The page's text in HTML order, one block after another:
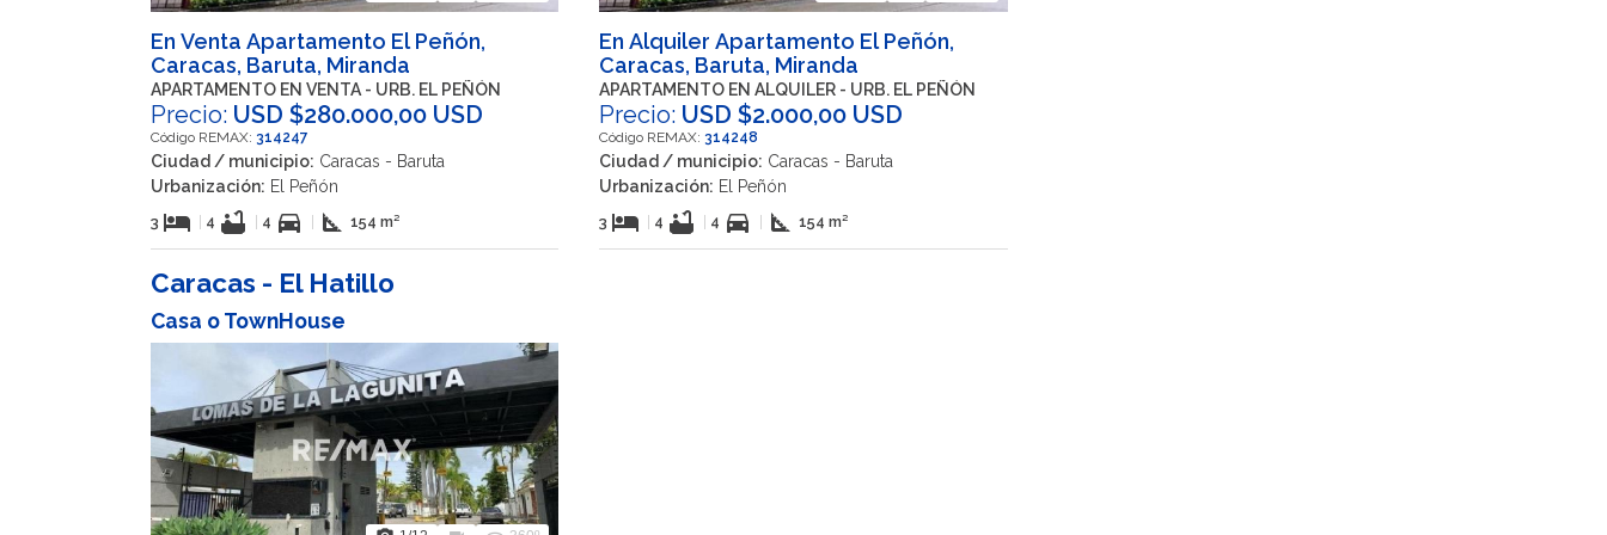
En Venta Apartamento El Peñón,
Caracas, Baruta, Miranda
APARTAMENTO EN VENTA - URB. EL PEÑÓN
Precio: USD $280.000,00 USD
Código REMAX: 314247
Ciudad / municipio: Caracas - Baruta
Urbanización: El Peñón
3 hotel 4 bathtub 4 directions_car square_foot 154 m²
En Alquiler Apartamento El Peñón,
Caracas, Baruta, Miranda
APARTAMENTO EN ALQUILER - URB. EL PEÑÓN
Precio: USD $2.000,00 USD
Código REMAX: 314248
Ciudad / municipio: Caracas - Baruta
Urbanización: El Peñón
3 hotel 4 bathtub 4 directions_car square_foot 154 m²
Caracas - El Hatillo
Casa o TownHouse